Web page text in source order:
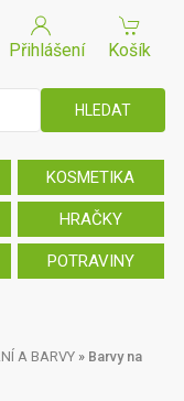
Přihlášení Košík
KOSMETIKA
HRAČKY
POTRAVINY
A BARVY » Barvy na